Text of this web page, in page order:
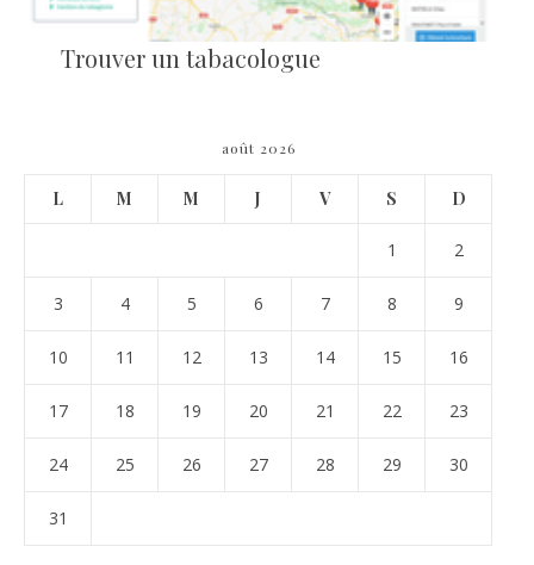
Trouver un tabacologue
août 2026
L M M J V S D
1 2
3 4 5 6 7 8 9
10 11 12 13 14 15 16
17 18 19 20 21 22 23
24 25 26 27 28 29 30
31